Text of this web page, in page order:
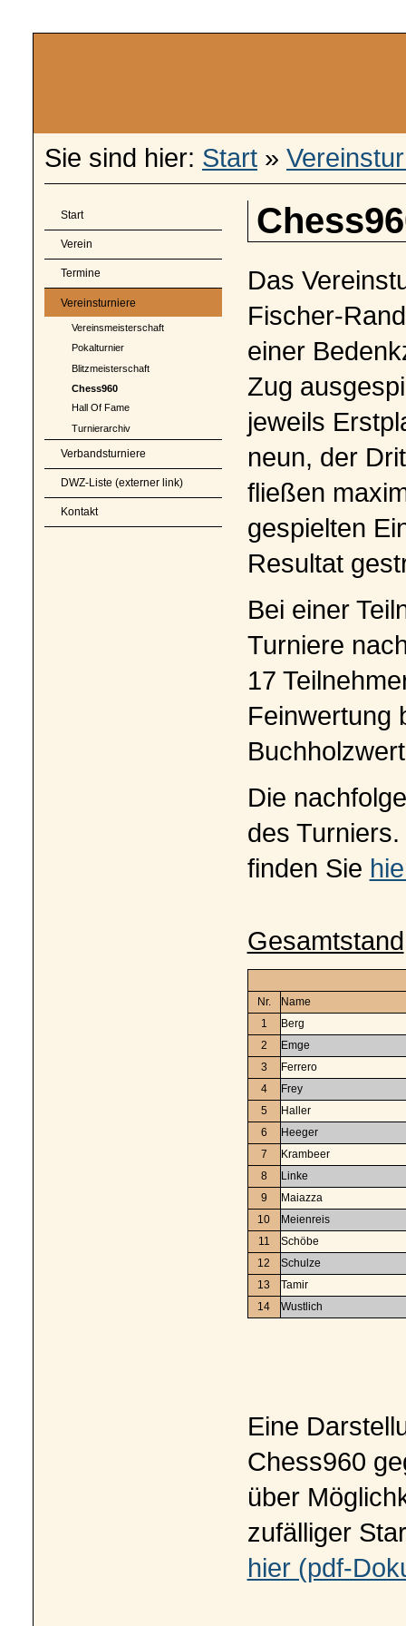
Sie sind hier: Start »
Start
Verein
Termine
Vereinsturniere
Vereinsmeisterschaft
Pokalturnier
Blitzmeisterschaft
Chess960
Hall Of Fame
Turnierarchiv
Verbandsturniere
DWZ-Liste (externer link)
Kontakt
Das
Fischer-
einer
Zug
jeweils
neun, der
fließen
gespielten
Resultat
Bei einer
Turniere
17
Feinwertung
Die
des
finden Sie
Gesamtstand
Nr.
Name
1
Berg
2
Emge
3
Ferrero
4
Frey
5
Haller
6
Heeger
7
Krambeer
8
Linke
9
Maiazza
10
Meienreis
11
Schöbe
12
Schulze
13
Tamir
14
Wustlich
Eine
Chess960
über
zufälliger
hier (pdf-